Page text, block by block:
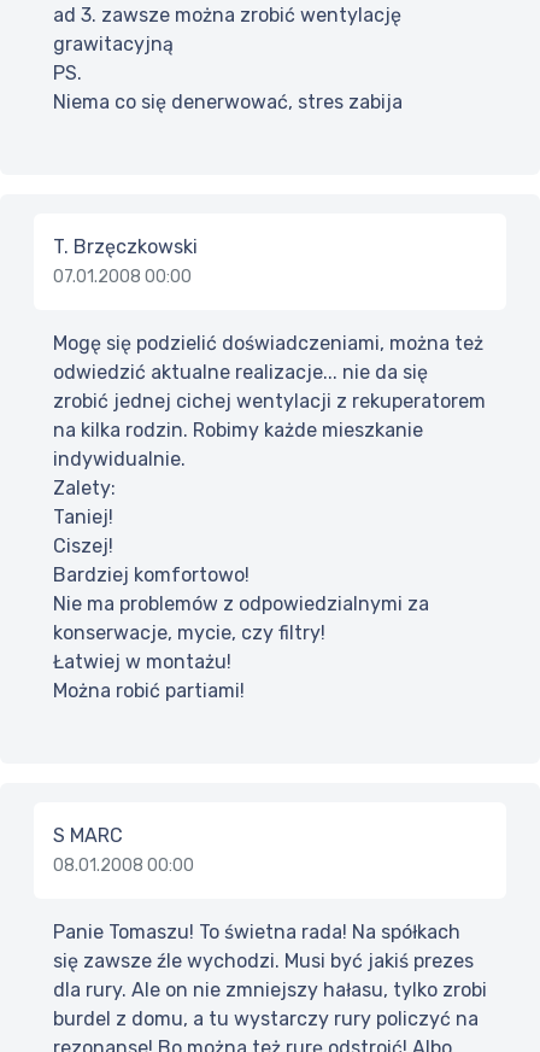
ad 3. zawsze można zrobić wentylację
grawitacyjną
PS.
Niema co się denerwować, stres zabija
T. Brzęczkowski
07.01.2008 00:00
Mogę się podzielić doświadczeniami, można też
odwiedzić aktualne realizacje... nie da się
zrobić jednej cichej wentylacji z rekuperatorem
na kilka rodzin. Robimy każde mieszkanie
indywidualnie.
Zalety:
Taniej!
Ciszej!
Bardziej komfortowo!
Nie ma problemów z odpowiedzialnymi za
konserwacje, mycie, czy filtry!
Łatwiej w montażu!
Można robić partiami!
S MARC
08.01.2008 00:00
Panie Tomaszu! To świetna rada! Na spółkach
się zawsze źle wychodzi. Musi być jakiś prezes
dla rury. Ale on nie zmniejszy hałasu, tylko zrobi
burdel z domu, a tu wystarczy rury policzyć na